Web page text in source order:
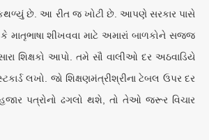
કથળ્યું છે. આ રીત જ ખોટી છે. આપણે સરકાર પાસે
માતૃભાષા શીખવવા માટે અમારાં બાળકોને સજ્જ
શિક્ષકો આપો. તમે સૌ વાલીઓ દર અઠવાડિયે
લખો. જો શિક્ષણમંત્રીશ્રીના ટેબલ ઉપર દર
પત્રોનો ઢગલો થશે, તો તેઓ જરૂર વિચાર